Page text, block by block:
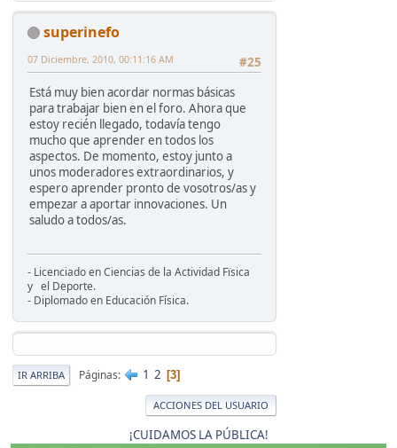
superinefo
#25
07 Diciembre, 2010, 00:11:16 AM
Está muy bien acordar normas básicas
para trabajar bien en el foro. Ahora que
estoy recién llegado, todavía tengo
mucho que aprender en todos los
aspectos. De momento, estoy junto a
unos moderadores extraordinarios, y
espero aprender pronto de vosotros/as y
empezar a aportar innovaciones. Un
saludo a todos/as.
- Licenciado en Ciencias de la Actividad Fïsica
y el Deporte.
- Diplomado en Educación Física.
IR ARRIBA Páginas 1 2 3
ACCIONES DEL USUARIO
¡CUIDAMOS LA PÚBLICA!